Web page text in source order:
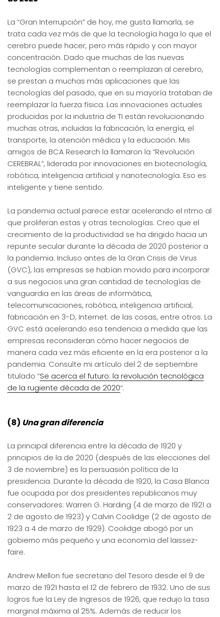
La “Gran Interrupción” de hoy, me gusta llamarla, se
trata cada vez más de que la tecnología haga lo que el
cerebro puede hacer, pero más rápido y con mayor
concentración. Dado que muchas de las nuevas
tecnologías complementan o reemplazan al cerebro,
se prestan a muchas más aplicaciones que las
tecnologías del pasado, que en su mayoría trataban de
reemplazar la fuerza física. Las innovaciones actuales
producidas por la industria de TI están revolucionando
muchas otras, incluidas la fabricación, la energía, el
transporte, la atención médica y la educación. Mis
amigos de BCA Research la llamaron la “Revolución
CEREBRAL”, liderada por innovaciones en biotecnología,
robótica, inteligencia artificial y nanotecnología. Eso es
inteligente y tiene sentido.
La pandemia actual parece estar acelerando el ritmo al
que proliferan estas y otras tecnologías. Creo que el
crecimiento de la productividad se ha dirigido hacia un
repunte secular durante la década de 2020 posterior a
la pandemia. Incluso antes de la Gran Crisis de Virus
(GVC), las empresas se habían movido para incorporar
a sus negocios una gran cantidad de tecnologías de
vanguardia en las áreas de informática,
telecomunicaciones, robótica, inteligencia artificial,
fabricación en 3-D, Internet. de las cosas, entre otros. La
GVC está acelerando esa tendencia a medida que las
empresas reconsideran cómo hacer negocios de
manera cada vez más eficiente en la era posterior a la
pandemia. Consulte mi artículo del 2 de septiembre
titulado “Se acerca el futuro: la revolución tecnológica
de la rugiente década de 2020“.
(8) Una gran diferencia
La principal diferencia entre la década de 1920 y
principios de la de 2020 (después de las elecciones del
3 de noviembre) es la persuasión política de la
presidencia. Durante la década de 1920, la Casa Blanca
fue ocupada por dos presidentes republicanos muy
conservadores: Warren G. Harding (4 de marzo de 1921 a
2 de agosto de 1923) y Calvin Coolidge (2 de agosto de
1923 a 4 de marzo de 1929). Coolidge abogó por un
gobierno más pequeño y una economía del laissez-
faire.
Andrew Mellon fue secretario del Tesoro desde el 9 de
marzo de 1921 hasta el 12 de febrero de 1932. Uno de sus
logros fue la Ley de Ingresos de 1926, que redujo la tasa
marginal máxima al 25%. Además de reducir los